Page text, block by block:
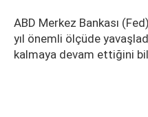
ABD Merkez Bankası
yıl önemli ölçüde
kalmaya devam ettiğini